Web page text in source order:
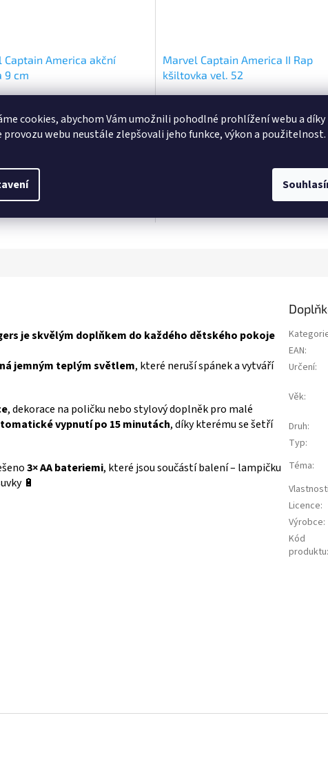
cookies, abychom Vám umožnili pohodlné prohlížení webu a díky
provozu webu neustále zlepšovali jeho funkce, výkon a použitelnost.
Captain America akční
9 cm
Do košíku
figurka Captain America o
cca 9 cm. Ideální na hraní i jako
doplněk pro fanoušky Marvelu
Marvel Captain America II Rap
kšiltovka vel. 52
hodnocení
produktu
je
139 Kč DETAIL
Dětská kšiltovka Marvel Captain
vyšívaným logem. Nastavitelný pásek,
motivem 👉 AVENGERS
je skvělým doplňkem do každého dětského pokoje
jemným teplým světlem, které neruší spánek a vytváří
, dekorace na poličku nebo stylový doplněk pro malé
vypnutí po 15 minutách, díky kterému se šetří
3× AA bateriemi, které jsou součástí balení – lampičku
🔋
EAN:
Určení:
Věk:
Druh:
Typ:
Téma:
Vlastnosti
Licence:
Výrobce:
Kód
produktu: